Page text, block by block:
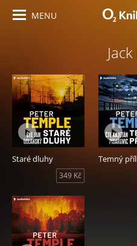
MENU
Staré dluhy
349 Kč
Temný